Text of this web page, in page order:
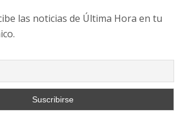
las noticias de Última Hora en tu